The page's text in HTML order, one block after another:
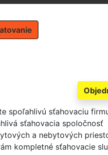
spoľahlivú sťahovaciu
sťahovacia spoločnosť
a nebytových
kompletné sťahovacie